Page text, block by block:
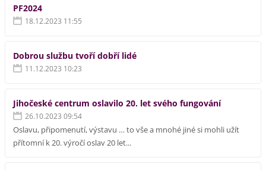
PF2024
18.12.2023 11:55
Dobrou službu tvoří dobří lidé
11.12.2023 10:23
Jihočeské centrum oslavilo 20. let svého fungování
26.10.2023 09:54
Oslavu, připomenutí, výstavu … to vše a mnohé jiné si mohli užít
přítomní k 20. výročí oslav 20 let...